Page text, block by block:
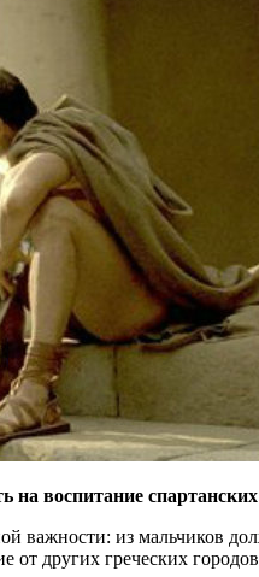
воспитание спартанских
важности: из мальчиков
от других греческих